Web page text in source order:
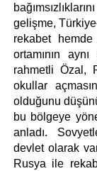
gelişme,
rekabet hemde
ortamının
rahmetli Özal,
okullar
olduğunu
bu bölgeye
anladı.
devlet olarak
Rusya ile